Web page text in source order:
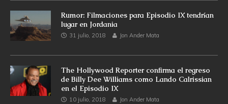
Rumor: Filmaciones para Episodio IX tendrían
lugar en Jordania
31 julio, 2018 Jon Ander Mata
The Hollywood Reporter confirma el regreso
de Billy Dee Williams como Lando Calrissian
en el Episodio IX
10 julio, 2018 Jon Ander Mata